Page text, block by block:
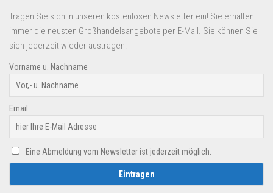
Tragen Sie sich in unseren kostenlosen Newsletter ein! Sie erhalten
immer die neusten Großhandelsangebote per E-Mail. Sie können Sie
sich jederzeit wieder austragen!
Vorname u. Nachname
Email
Eine Abmeldung vom Newsletter ist jederzeit möglich.